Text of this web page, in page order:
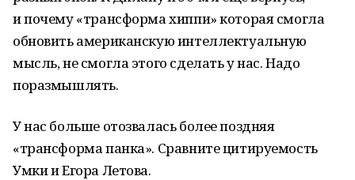
и почему «трансформа хиппи» которая смогла
обновить американскую интеллектуальную
мысль, не смогла этого сделать у нас. Надо
поразмышлять.
У нас больше отозвалась более поздняя
«трансформа панка». Сравните цитируемость
Умки и Егора Летова.